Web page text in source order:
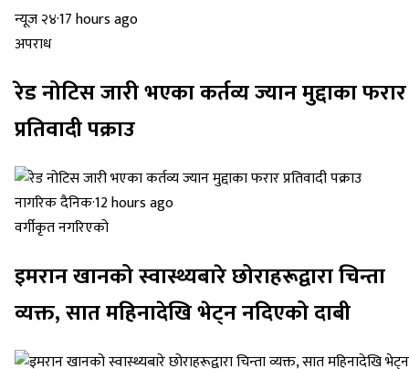
न्यूज २४·17 hours ago
अपराध
रेड नोटिस जारी भएका कर्तव्य ज्यान मुद्दाका फरार
प्रतिवादी पक्राउ
नागरिक दैनिक·12 hours ago
वर्गीकृत नगरिएको
इमरान खानको स्वास्थ्यबारे छोराहरूद्वारा चिन्ता
व्यक्त, सात महिनादेखि भेट्न नदिएको दाबी